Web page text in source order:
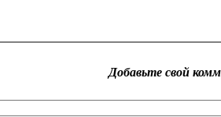
Добавьте свой